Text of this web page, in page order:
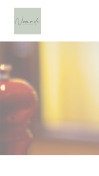
Personnalisation de